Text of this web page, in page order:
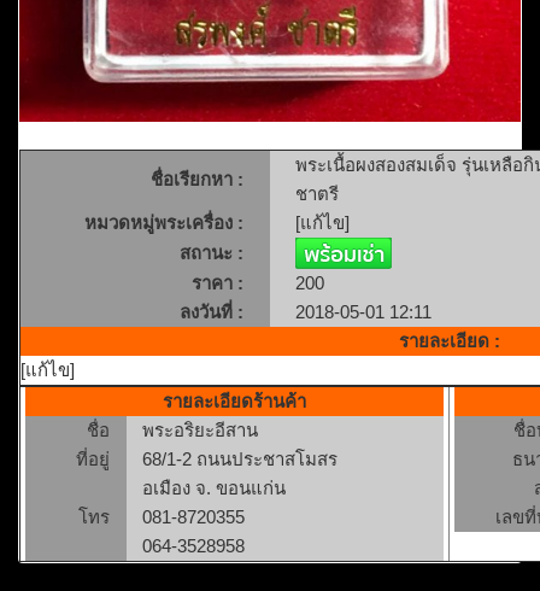
ชื่อเรียกหา :
พระเนื้อผงสองสมเด็จ รุ่นเหลือ
ชาตรี
หมวดหมู่พระเครื่อง :
[แก้ไข]
สถานะ :
ราคา :
200
ลงวันที่ :
2018-05-01 12:11
รายละเอียด :
[แก้ไข]
รายละเอียดร้านค้า
ชื่อ
พระอริยะอีสาน
ที่อยู่
68/1-2 ถนนประชาสโมสร
อเมือง จ. ขอนแก่น
โทร
081-8720355
064-3528958
ชื่
ธน
เลข